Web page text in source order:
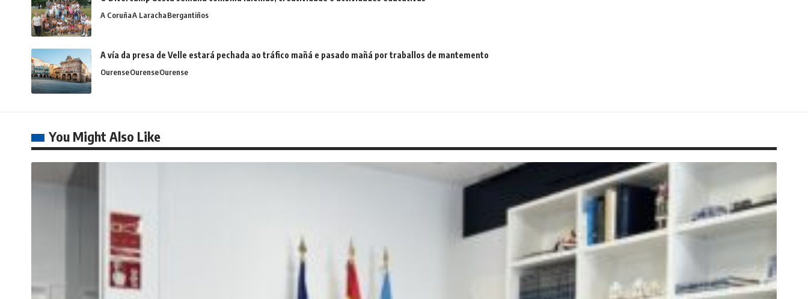
A CoruñaA LarachaBergantiños
A vía da presa de Velle estará pechada ao tráfico mañá e pasado mañá por traballos de mantemento
OurenseOurenseOurense
You Might Also Like